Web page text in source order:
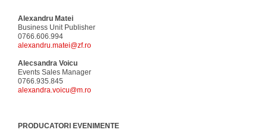
Alexandru Matei
Business Unit Publisher
0766.606.994
alexandru.matei@zf.ro
Alecsandra Voicu
Events Sales Manager
0766.935.845
alexandra.voicu@m.ro
PRODUCATORI EVENIMENTE